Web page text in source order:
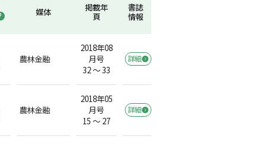
媒体
掲載年
頁
書誌
情報
農林金融
2018年08
月号
32 ～ 33
詳細
農林金融
2018年05
月号
15 ～ 27
詳細